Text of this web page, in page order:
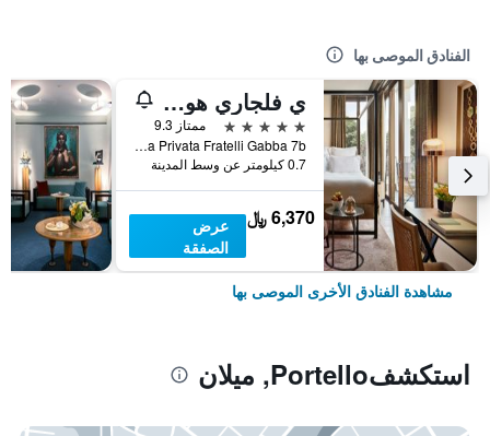
الفنادق الموصى بها
ي فلجاري هوتل ميلانو
5 نجوم
ممتاز 9.3
Via Privata Fratelli Gabba 7b, ميلان, مقاطعة ميلانو, إيطاليا
0.7 كيلومتر عن وسط المدينة
6,370 ﷼
عرض
الصفقة
مشاهدة الفنادق الأخرى الموصى بها
استكشفPortello, ميلان